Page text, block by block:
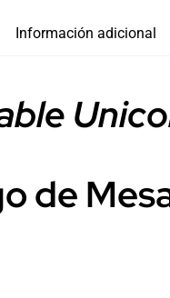
Información adicional
de